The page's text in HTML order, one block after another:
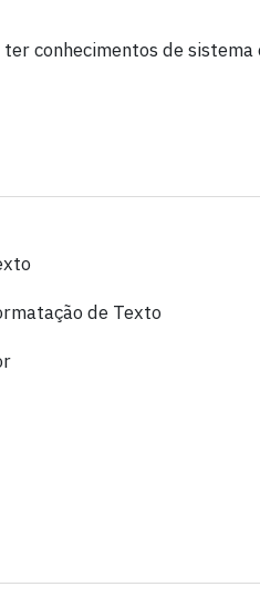
conhecimentos de sistema
de Texto